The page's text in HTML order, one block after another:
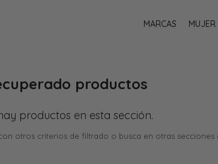
MARCAS MUJER
productos
productos en esta sección.
otros criterios de filtrado o busca en otras secciones